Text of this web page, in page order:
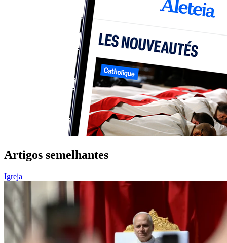
Artigos semelhantes
Igreja